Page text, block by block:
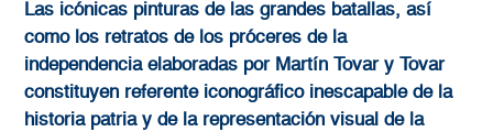
Las icónicas pinturas de las grandes batallas, así
como los retratos de los próceres de la
independencia elaboradas por Martín Tovar y Tovar
constituyen referente iconográfico inescapable de la
historia patria y de la representación visual de la